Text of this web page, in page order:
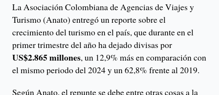
La Asociación Colombiana de Agencias de Viajes y
Turismo (Anato) entregó un reporte sobre el
crecimiento del turismo en el país, que durante en el
primer trimestre del año ha dejado divisas por
US$2.865 millones, un 12,9% más en comparación con
el mismo periodo del 2024 y un 62,8% frente al 2019.
Según Anato, el repunte se debe entre otras cosas a la